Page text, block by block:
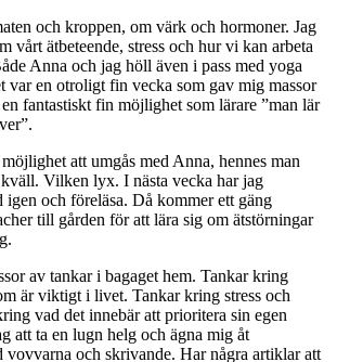
och kroppen, om värk och hormoner. Jag
vårt ätbeteende, stress och hur vi kan arbeta
Anna och jag höll även i pass med yoga
var en otroligt fin vecka som gav mig massor
fantastiskt fin möjlighet som lärare ”man lär
att umgås med Anna, hennes man
Vilken lyx. I nästa vecka har jag
igen och föreläsa. Då kommer ett gäng
till gården för att lära sig om ätstörningar
av tankar i bagaget hem. Tankar kring
är viktigt i livet. Tankar kring stress och
vad det innebär att prioritera sin egen
att ta en lugn helg och ägna mig åt
vovvarna och skrivande. Har några artiklar att